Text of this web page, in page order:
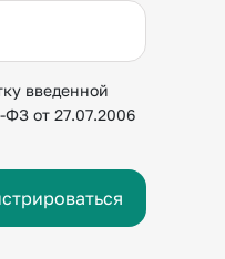
введенной
от 27.07.2006